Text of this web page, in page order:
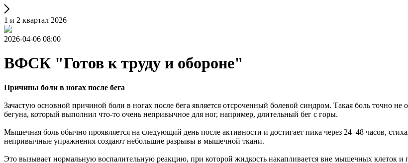
1 и 2 квартал 2026
2026-04-06 08:00
ВФСК "Готов к труду и обороне"
Причины боли в ногах после бега
Зачастую основной причиной боли в ногах после бега является отсроченный болевой синдром. Такая боль точно
бегуна, который выполнил что-то очень непривычное для ног, например, длительный бег с горы.
Мышечная боль обычно проявляется на следующий день после активности и достигает пика через 24–48 часов,
непривычные упражнения создают небольшие разрывы в мышечной ткани.
Это вызывает нормальную воспалительную реакцию, при которой жидкость накапливается вне мышечных клеток и